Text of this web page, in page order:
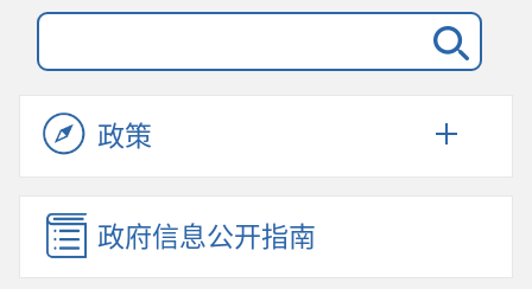
政策
政府信息公开指南